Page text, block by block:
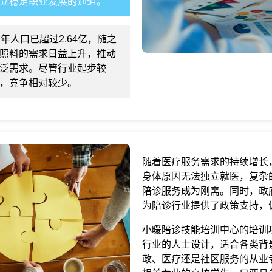
人口已超过2.64亿，随之
料的需求日益上升，推动
需求。尽管行业起步较
竞争相对较少。
随着医疗服务需求的持续增
身体原因无法独立就医，复
陪诊服务成为刚需。同时，
为陪诊行业提供了政策支持
小暖陪诊技能培训中心的培
行业的人士设计，适合各类背
政、医疗还是社区服务的从